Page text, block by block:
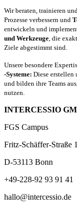
Wir beraten, trainieren
Prozesse verbessern und
entwickeln und
und Werkzeuge, die
Ziele abgestimmt sind.
Unsere besondere
-Systeme: Diese erstellen
und bilden ihre Teams
nutzen.
INTERCESSIO
FGS Campus
Fritz-Schäffer-Straße 1
D-53113 Bonn
+49-228-92 93 91 41
hallo@intercessio.de